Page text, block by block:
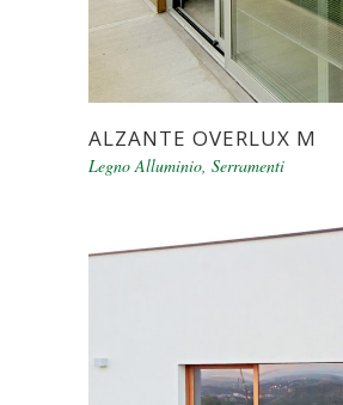
ALZANTE OVERLUX M
Legno Alluminio, Serramenti